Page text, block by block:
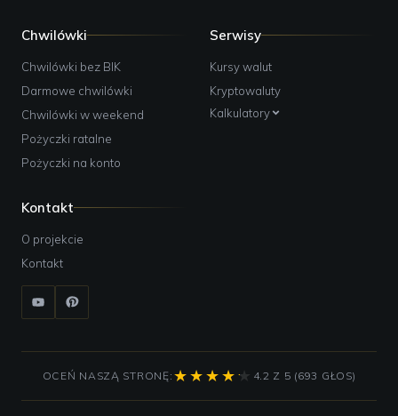
Chwilówki
Chwilówki bez BIK
Darmowe chwilówki
Chwilówki w weekend
Pożyczki ratalne
Pożyczki na konto
Serwisy
Kursy walut
Kryptowaluty
Kalkulatory
Kontakt
O projekcie
Kontakt
OCEŃ NASZĄ STRONĘ: 4.2 Z 5 (693 GŁOS)